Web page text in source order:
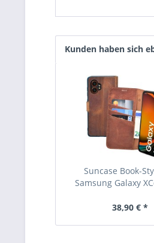
Kunden haben sich
Suncase Book-
Samsung Galaxy
38,90 € *